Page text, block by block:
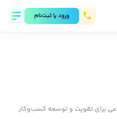
ورود يا ثبت‌نام
برای تقویت و توسعه کسب‌وکار